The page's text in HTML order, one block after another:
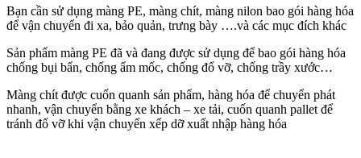
Bạn cần sử dụng màng PE, màng chít, màng nilon bao gói hàng hóa
để vận chuyển đi xa, bảo quản, trưng bày ….và các mục đích khác
Sản phẩm màng PE đã và đang được sử dụng để bao gói hàng hóa
chống bụi bẩn, chống ẩm mốc, chống đổ vỡ, chống trầy xước…
Màng chít được cuốn quanh sản phẩm, hàng hóa để chuyển phát
nhanh, vận chuyển bằng xe khách – xe tải, cuốn quanh pallet để
tránh đổ vỡ khi vận chuyển xếp dỡ xuất nhập hàng hóa